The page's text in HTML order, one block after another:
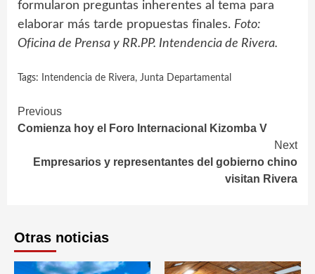
formularon preguntas inherentes al tema para
elaborar más tarde propuestas finales. Foto:
Oficina de Prensa y RR.PP. Intendencia de Rivera.
Tags: Intendencia de Rivera, Junta Departamental
Continue
Reading
Previous
Comienza hoy el Foro Internacional Kizomba V
Next
Empresarios y representantes del gobierno chino
visitan Rivera
Otras noticias